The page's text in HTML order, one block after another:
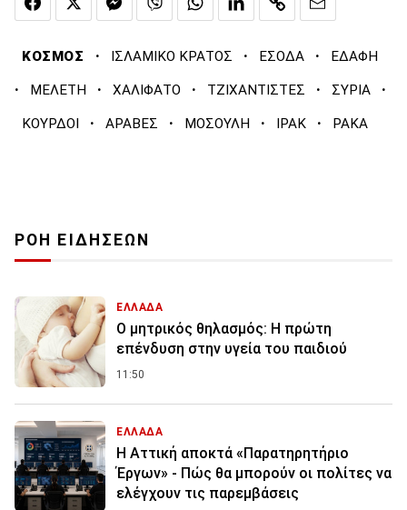
ΚΟΣΜΟΣ · ΙΣΛΑΜΙΚΟ ΚΡΑΤΟΣ · ΕΣΟΔΑ · ΕΔΑΦΗ
· ΜΕΛΕΤΗ · ΧΑΛΙΦΑΤΟ · ΤΖΙΧΑΝΤΙΣΤΕΣ · ΣΥΡΙΑ ·
ΚΟΥΡΔΟΙ · ΑΡΑΒΕΣ · ΜΟΣΟΥΛΗ · ΙΡΑΚ · ΡΑΚΑ
ΡΟΗ ΕΙΔΗΣΕΩΝ
ΕΛΛΑΔΑ
Ο μητρικός θηλασμός: Η πρώτη
επένδυση στην υγεία του παιδιού
11:50
ΕΛΛΑΔΑ
Η Αττική αποκτά «Παρατηρητήριο
Έργων» - Πώς θα μπορούν οι πολίτες να
ελέγχουν τις παρεμβάσεις